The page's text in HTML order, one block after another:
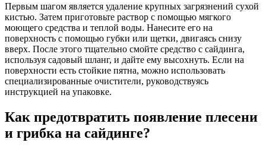
Первым шагом является удаление крупных загрязнений сухой
кистью. Затем приготовьте раствор с помощью мягкого
моющего средства и теплой воды. Нанесите его на
поверхность с помощью губки или щетки, двигаясь снизу
вверх. После этого тщательно смойте средство с сайдинга,
используя садовый шланг, и дайте ему высохнуть. Если на
поверхности есть стойкие пятна, можно использовать
специализированные очистители, руководствуясь
инструкцией на упаковке.
Как предотвратить появление плесени
и грибка на сайдинге?